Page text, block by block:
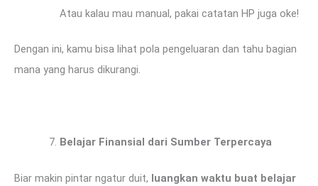
Atau kalau mau manual, pakai catatan HP juga oke!
Dengan ini, kamu bisa lihat pola pengeluaran dan tahu bagian
mana yang harus dikurangi.
Belajar Finansial dari Sumber Terpercaya
Biar makin pintar ngatur duit, luangkan waktu buat belajar